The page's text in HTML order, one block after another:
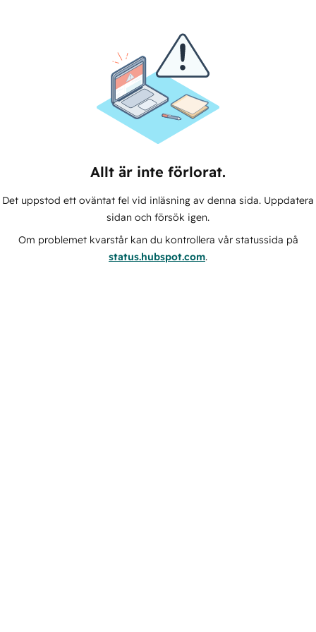
Allt är inte förlorat.
Det uppstod ett oväntat fel vid inläsning av denna sida. Uppdatera
sidan och försök igen.
Om problemet kvarstår kan du kontrollera vår statussida på
status.hubspot.com.